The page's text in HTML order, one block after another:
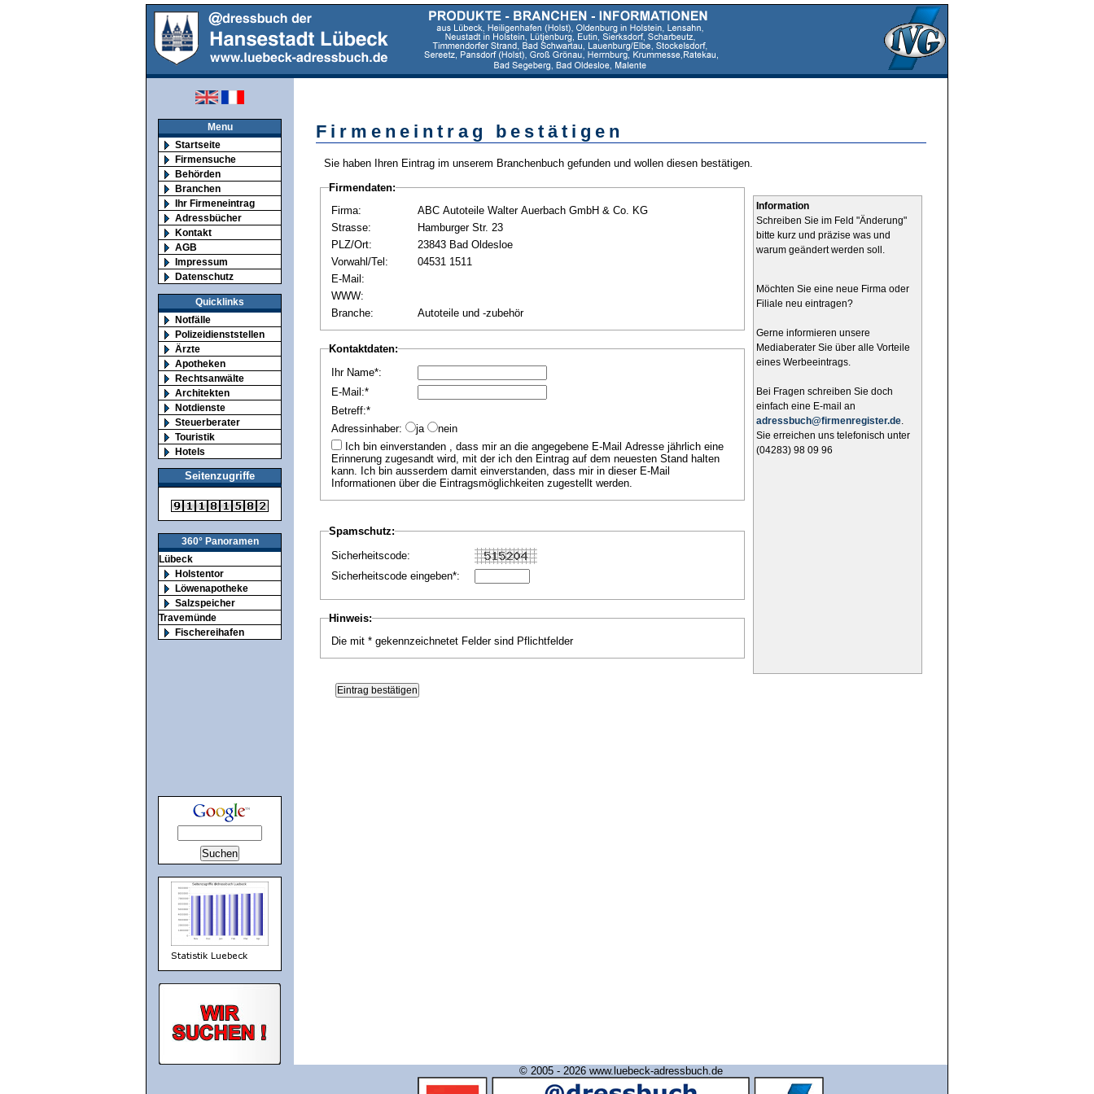
Menu
Startseite
Firmensuche
Behörden
Branchen
Ihr Firmeneintrag
Adressbücher
Kontakt
AGB
Impressum
Datenschutz
Quicklinks
Notfälle
Polizeidienststellen
Ärzte
Apotheken
Rechtsanwälte
Architekten
Notdienste
Steuerberater
Touristik
Hotels
Seitenzugriffe
360° Panoramen
Lübeck
Holstentor
Löwenapotheke
Salzspeicher
Travemünde
Fischereihafen
Firmeneintrag bestätigen
Sie haben Ihren Eintrag im unserem Branchenbuch gefunden und wollen diesen bestätigen.
Information
Schreiben Sie im Feld "Änderung"
bitte kurz und präzise was und
warum geändert werden soll.
Möchten Sie eine neue Firma oder
Filiale neu eintragen?
Gerne informieren unsere
Mediaberater Sie über alle Vorteile
eines Werbeeintrags.
Bei Fragen schreiben Sie doch
einfach eine E-mail an
adressbuch@firmenregister.de.
Sie erreichen uns telefonisch unter
(04283) 98 09 96
Firmendaten:
Firma:
ABC Autoteile Walter Auerbach GmbH & Co. KG
Strasse:
Hamburger Str. 23
PLZ/Ort:
23843 Bad Oldesloe
Vorwahl/Tel:
04531 1511
E-Mail:
WWW:
Branche:
Autoteile und -zubehör
Kontaktdaten:
Ihr Name*:
E-Mail:*
Betreff:*
Adressinhaber:
ja
nein
Ich bin einverstanden , dass mir an die angegebene E-Mail Adresse jährlich eine
Erinnerung zugesandt wird, mit der ich den Eintrag auf dem neuesten Stand halten
kann. Ich bin ausserdem damit einverstanden, dass mir in dieser E-Mail
Informationen über die Eintragsmöglichkeiten zugestellt werden.
Spamschutz:
Sicherheitscode:
Sicherheitscode eingeben*:
Hinweis:
Die mit * gekennzeichnetet Felder sind Pflichtfelder
© 2005 - 2026 www.luebeck-adressbuch.de